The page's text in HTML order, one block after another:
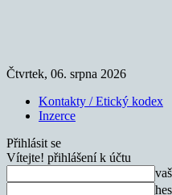
Čtvrtek, 06. srpna 2026
Kontakty / Etický kodex
Inzerce
Přihlásit se
Vítejte! přihlášení k účtu